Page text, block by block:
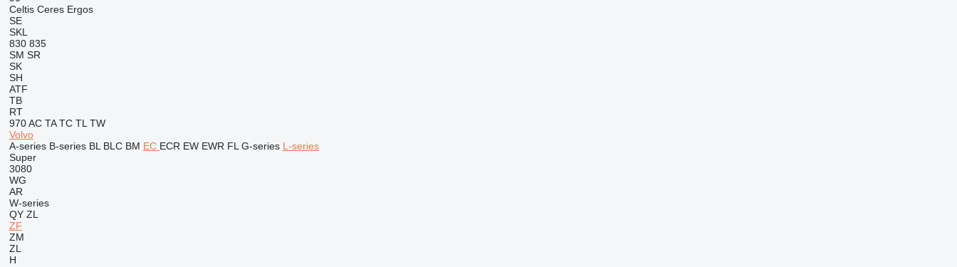
Celtis Ceres Ergos
SE
SKL
830 835
SM SR
SK
SH
ATF
TB
RT
970 AC TA TC TL TW
Volvo
A-series B-series BL BLC BM EC ECR EW EWR FL G-series L-series
Super
3080
WG
AR
W-series
QY ZL
ZF
ZM
ZL
H